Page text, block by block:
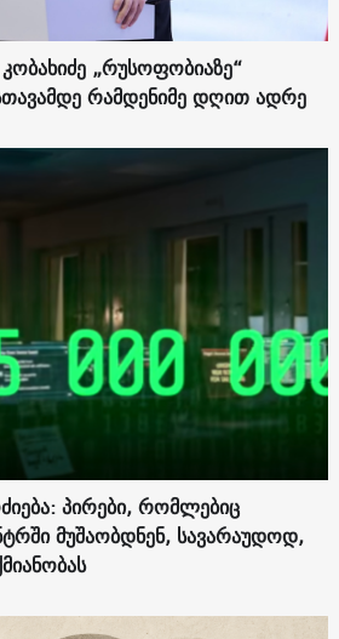
„რუსოფობიაზე“
რამდენიმე დღით ადრე
პირები, რომლებიც
მუშაობდნენ, სავარაუდოდ,